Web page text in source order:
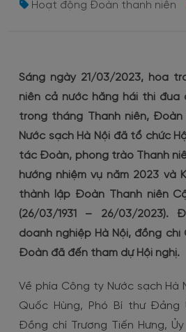
Thay đồng hồ đo nước
Kiểm tra, kiểm định đồng hồ
Tạm ngưng/Mở lại nguồn cấp
Thay đổi thông tin/Ký lại hợp
Đóng góp ý kiến
Hoạt động Đoàn thanh niên
Sáng ngày 21/03/2023, hòa
niên cả nước hăng hái thi
trong tháng Thanh niên,
Nước sạch Hà Nội đã tổ chức
tác Đoàn, phong trào Thanh
hướng nhiệm vụ năm 2023 và
thành lập Đoàn Thanh niên
(26/03/1931 – 26/03/2023).
doanh nghiệp Hà Nội, đồng chí
Đoàn đã đến tham dự Hội nghị.
Về phía Công ty Nước sạch Hà
Quốc Hùng, Phó Bí thư Đảng
Đồng chí Trương Tiến Hưng,